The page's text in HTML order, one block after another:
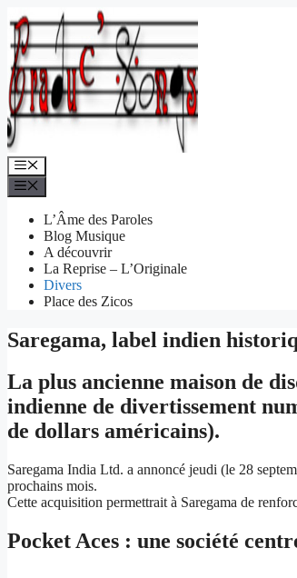
Aller
au
contenu
Menu
L’Âme des Paroles
Blog Musique
A découvrir
La Reprise – L’Originale
Divers
Place des Zicos
Saregama, label indien
La plus ancienne maison de
indienne de divertissement
de dollars américains).
Saregama India Ltd. a annoncé jeudi (le 28
prochains mois.
Cette acquisition permettrait à Saregama de
Pocket Aces : une société